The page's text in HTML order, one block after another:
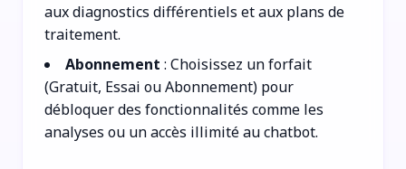
aux diagnostics différentiels et aux plans de
traitement.
Abonnement : Choisissez un forfait
(Gratuit, Essai ou Abonnement) pour
débloquer des fonctionnalités comme les
analyses ou un accès illimité au chatbot.